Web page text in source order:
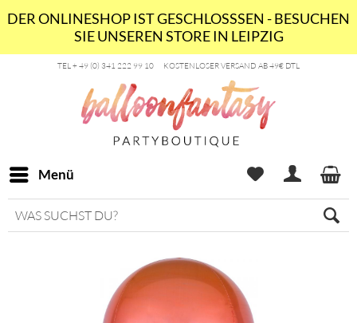
DER ONLINESHOP IST GESCHLOSSSEN - BESUCHEN
SIE UNSEREN STORE IN LEIPZIG
TEL + 49 (0) 341 222 99 10 KOSTENLOSER VERSAND AB 49€ DTL
Menü